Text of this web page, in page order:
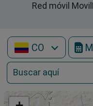
Red móvil
CO